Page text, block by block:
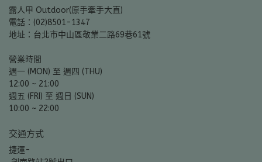
露人甲 Outdoor(原手牽手大直)
電話：(02)8501-1347
地址：台北市中山區敬業二路69巷61號
營業時間
週一 (MON) 至 週四 (THU)
12:00 ~ 21:00
週五 (FRI) 至 週日 (SUN)
10:00 ~ 22:00
交通方式
捷運-